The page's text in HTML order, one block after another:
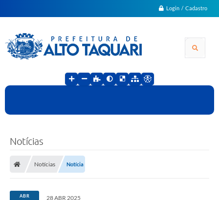
Login / Cadastro
Notícias
Notícias Notícia
ABR 28 ABR 2025